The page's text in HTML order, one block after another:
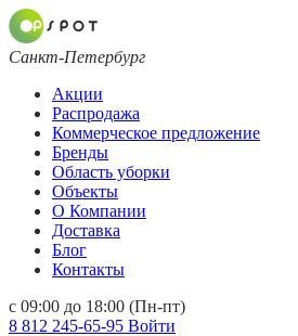
Санкт-Петербург
Акции
Распродажа
Коммерческое предложение
Бренды
Область уборки
Объекты
О Компании
Доставка
Блог
Контакты
с 09:00 до 18:00 (Пн-пт)
8 812 245-65-95 Войти